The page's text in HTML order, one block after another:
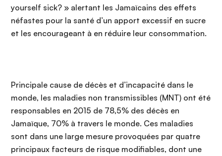
yourself sick? » alertant les Jamaïcains des effets
néfastes pour la santé d’un apport excessif en sucre
et les encourageant à en réduire leur consommation.
Principale cause de décès et d’incapacité dans le
monde, les maladies non transmissibles (MNT) ont été
responsables en 2015 de 78,5% des décès en
Jamaïque, 70% à travers le monde. Ces maladies
sont dans une large mesure provoquées par quatre
principaux facteurs de risque modifiables, dont une